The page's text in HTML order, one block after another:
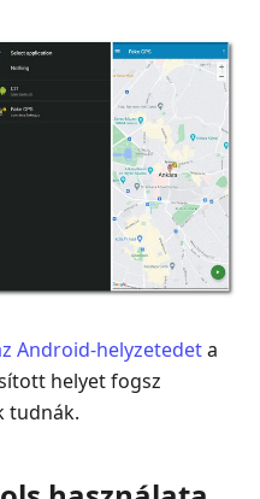
Android‑helyzetedeta
helyet fogsz
tudnák.